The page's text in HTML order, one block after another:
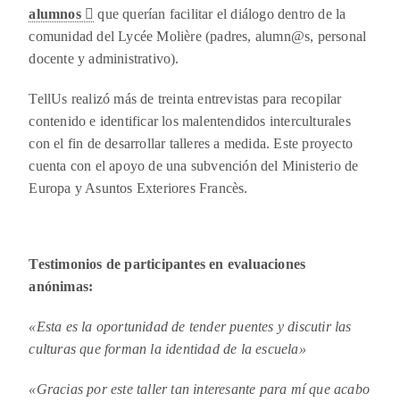
alumnos
que querían facilitar el diálogo dentro de la
comunidad del Lycée Molière (padres, alumn@s, personal
docente y administrativo).
TellUs realizó más de treinta entrevistas para recopilar
contenido e identificar los malentendidos interculturales
con el fin de desarrollar talleres a medida. Este proyecto
cuenta con el apoyo de una subvención del Ministerio de
Europa y Asuntos Exteriores Francès.
Testimonios de participantes en evaluaciones
anónimas:
«Esta es la oportunidad de tender puentes y discutir las
culturas que forman la identidad de la escuela»
«Gracias por este taller tan interesante para mí que acabo